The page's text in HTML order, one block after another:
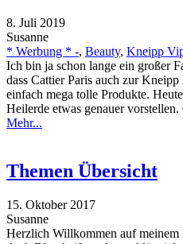
8. Juli 2019
Susanne
* Werbung * -, Beauty, Kneipp
Ich bin ja schon lange ein großer
dass Cattier Paris auch zur
einfach mega tolle Produkte.
Heilerde etwas genauer
Mehr...
Themen Übersicht
15. Oktober 2017
Susanne
Herzlich Willkommen auf meinem